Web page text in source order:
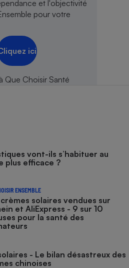
et l'objectivité
pour votre
ici
vont-ils s’habituer au
plus efficace ?
ENSEMBLE
solaires vendues sur
et AliExpress - 9 sur 10
pour la santé des
- Le bilan désastreux des
chinoises